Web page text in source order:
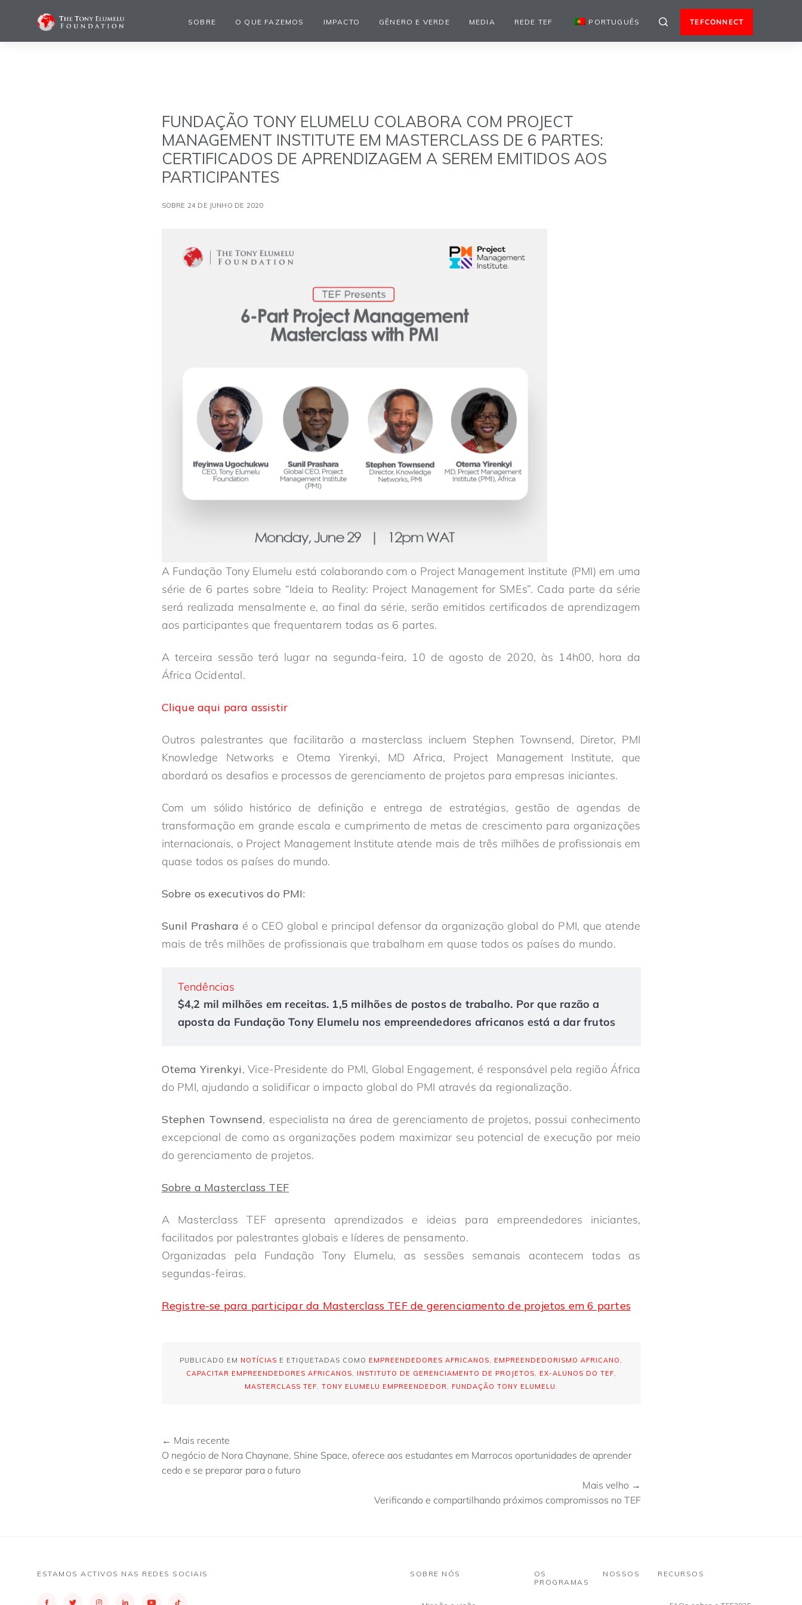
SOBRE O QUE FAZEMOS IMPACTO GÊNERO E VERDE MEDIA REDE TEF PORTUGUÊS TEFCONNECT
FUNDAÇÃO TONY ELUMELU COLABORA COM PROJECT
MANAGEMENT INSTITUTE EM MASTERCLASS DE 6 PARTES:
CERTIFICADOS DE APRENDIZAGEM A SEREM EMITIDOS AOS
PARTICIPANTES
SOBRE 24 DE JUNHO DE 2020
A Fundação Tony Elumelu está colaborando com o Project Management Institute (PMI) em uma
série de 6 partes sobre “Ideia to Reality: Project Management for SMEs”. Cada parte da série
será realizada mensalmente e, ao final da série, serão emitidos certificados de aprendizagem
aos participantes que frequentarem todas as 6 partes.
A terceira sessão terá lugar na segunda-feira, 10 de agosto de 2020, às 14h00, hora da
África Ocidental.
Clique aqui para assistir
Outros palestrantes que facilitarão a masterclass incluem Stephen Townsend, Diretor, PMI
Knowledge Networks e Otema Yirenkyi, MD Africa, Project Management Institute, que
abordará os desafios e processos de gerenciamento de projetos para empresas iniciantes.
Com um sólido histórico de definição e entrega de estratégias, gestão de agendas de
transformação em grande escala e cumprimento de metas de crescimento para organizações
internacionais, o Project Management Institute atende mais de três milhões de profissionais em
quase todos os países do mundo.
Sobre os executivos do PMI:
Sunil Prashara é o CEO global e principal defensor da organização global do PMI, que atende
mais de três milhões de profissionais que trabalham em quase todos os países do mundo.
Tendências
$4,2 mil milhões em receitas. 1,5 milhões de postos de trabalho. Por que razão a
aposta da Fundação Tony Elumelu nos empreendedores africanos está a dar frutos
Otema Yirenkyi, Vice-Presidente do PMI, Global Engagement, é responsável pela região África
do PMI, ajudando a solidificar o impacto global do PMI através da regionalização.
Stephen Townsend, especialista na área de gerenciamento de projetos, possui conhecimento
excepcional de como as organizações podem maximizar seu potencial de execução por meio
do gerenciamento de projetos.
Sobre a Masterclass TEF
A Masterclass TEF apresenta aprendizados e ideias para empreendedores iniciantes,
facilitados por palestrantes globais e líderes de pensamento.
Organizadas pela Fundação Tony Elumelu, as sessões semanais acontecem todas as
segundas-feiras.
Registre-se para participar da Masterclass TEF de gerenciamento de projetos em 6 partes
PUBLICADO EM NOTÍCIAS E ETIQUETADAS COMO EMPREENDEDORES AFRICANOS, EMPREENDEDORISMO AFRICANO ,
CAPACITAR EMPREENDEDORES AFRICANOS, INSTITUTO DE GERENCIAMENTO DE PROJETOS, EX-ALUNOS DO TEF,
MASTERCLASS TEF, TONY ELUMELU EMPREENDEDOR, FUNDAÇÃO TONY ELUMELU .
← Mais recente
O negócio de Nora Chaynane, Shine Space, oferece aos estudantes em Marrocos oportunidades de aprender
cedo e se preparar para o futuro
Mais velho →
Verificando e compartilhando próximos compromissos no TEF
ESTAMOS ACTIVOS NAS REDES SOCIAIS SOBRE NÓS
OS NOSSOS
PROGRAMAS
RECURSOS